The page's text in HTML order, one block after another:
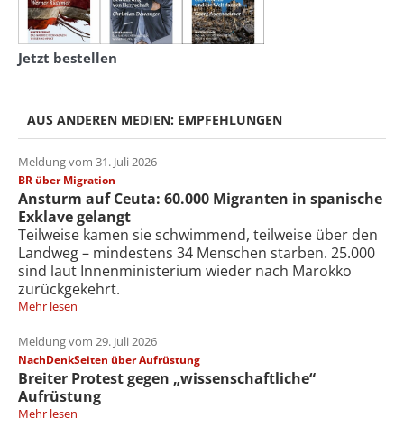
Jetzt bestellen
AUS ANDEREN MEDIEN: EMPFEHLUNGEN
Meldung vom 31. Juli 2026
BR über Migration
Ansturm auf Ceuta: 60.000 Migranten in spanische
Exklave gelangt
Teilweise kamen sie schwimmend, teilweise über den
Landweg – mindestens 34 Menschen starben. 25.000
sind laut Innenministerium wieder nach Marokko
zurückgekehrt.
Mehr lesen
Meldung vom 29. Juli 2026
NachDenkSeiten über Aufrüstung
Breiter Protest gegen „wissenschaftliche“
Aufrüstung
Mehr lesen